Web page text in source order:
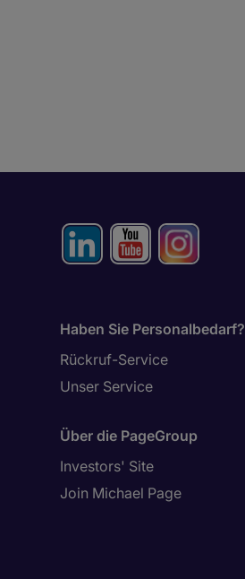
Haben Sie Personalbedarf?
Rückruf-Service
Unser Service
Über die PageGroup
Investors' Site
Join Michael Page